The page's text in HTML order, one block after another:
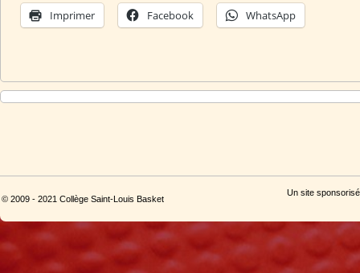
Imprimer Facebook WhatsApp
© 2009 - 2021 Collège Saint-Louis Basket
Un site